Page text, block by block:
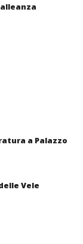
a Palazzo
Vele